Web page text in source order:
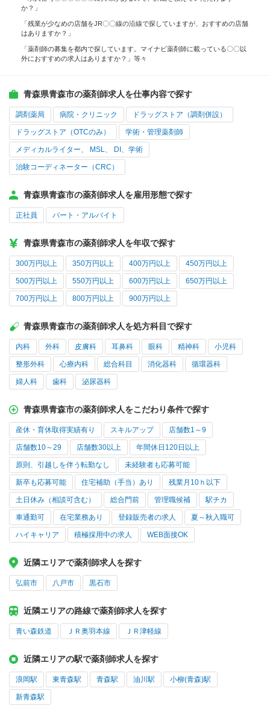
か？」
「残業が少なめの店舗をJR〇〇線の沿線で探していますが、おすすめの店舗
はありますか？」
「薬剤師の募集を都内で探しています。マイナビ薬剤師に載っている〇〇以
外におすすめの求人はありますか？」等々
青森県青森市の薬剤師求人を仕事内容で探す
調剤薬局 病院・クリニック ドラッグストア（調剤併設）
ドラッグストア（OTCのみ） 学術・管理薬剤師
メディカルライター、 MSL、 DI、学術
治験コーディネーター（CRC）
青森県青森市の薬剤師求人を雇用形態で探す
正社員 パート・アルバイト
青森県青森市の薬剤師求人を年収で探す
300万円以上 350万円以上 400万円以上 450万円以上
500万円以上 550万円以上 600万円以上 650万円以上
700万円以上 800万円以上 900万円以上
青森県青森市の薬剤師求人を処方科目で探す
内科 外科 皮膚科 耳鼻科 眼科 精神科 小児科
整形外科 心療内科 総合科目 消化器科 循環器科
婦人科 歯科 泌尿器科
青森県青森市の薬剤師求人をこだわり条件で探す
産休・育休取得実績有り スキルアップ 店舗数1～9
店舗数10～29 店舗数30以上 年間休日120日以上
原則、引越しを伴う転勤なし 未経験者も応募可能
新卒も応募可能 住宅補助（手当）あり 残業月10ｈ以下
土日休み（相談可含む） 総合門前 管理職候補 駅チカ
車通勤可 在宅業務あり 登録販売者の求人 夏～秋入職可
ハイキャリア 積極採用中の求人 WEB面接OK
近隣エリアで薬剤師求人を探す
弘前市 八戸市 黒石市
近隣エリアの路線で薬剤師求人を探す
青い森鉄道 ＪＲ奥羽本線 ＪＲ津軽線
近隣エリアの駅で薬剤師求人を探す
浪岡駅 東青森駅 青森駅 油川駅 小柳(青森)駅
新青森駅